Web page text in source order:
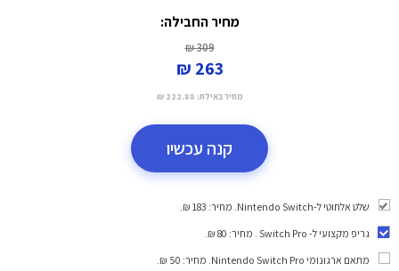
מחיר החבילה:
309 ₪
263 ₪
מחיר באילת: 222.88 ₪
קנה עכשיו
שלט אלחוטי ל-Nintendo Switch. מחיר: 183 ₪.
גריפ מקצועי ל- Switch Pro
. מחיר: 80 ₪.
מתאם ארגונומי Nintendo Switch Pro
. מחיר: 50 ₪.